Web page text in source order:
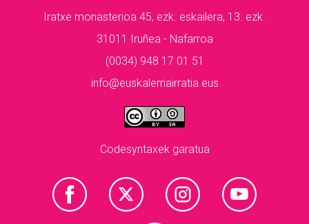
Iratxe monasterioa 45, ezk. eskailera, 13. ezk.
31011 Iruñea - Nafarroa
(0034) 948 17 01 51
info@euskalerriairratia.eus
Codesyntaxek garatua